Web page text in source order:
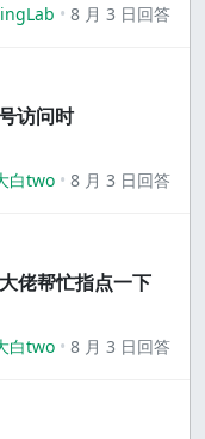
8 月 3 日回答
访问时
白two 8 月 3 日回答
佬帮忙指点一下
白two 8 月 3 日回答